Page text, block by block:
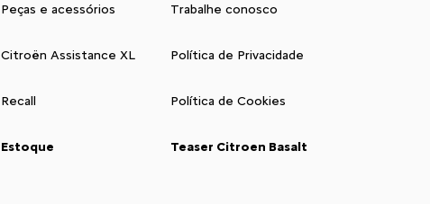
Peças e acessórios
Citroën Assistance XL
Recall
Estoque
Trabalhe conosco
Política de Privacidade
Política de Cookies
Teaser Citroen Basalt